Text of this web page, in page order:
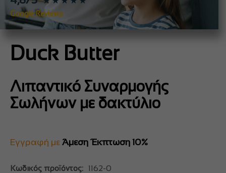
Google Reviews
Duck Butter
Λιπαντικό Συναρμογής
Σωλήνων με δακτύλιο
Εγγραφή με Άμεση Έκπτωση 10%
Κωδικός προϊόντος:
1162-0